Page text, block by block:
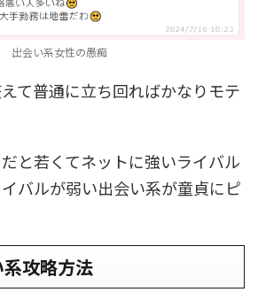
出会い系女性の愚痴
て普通に立ち回ればかなりモテ
と若くてネットに強いライバル
バルが弱い出会い系が童貞にピ
攻略方法